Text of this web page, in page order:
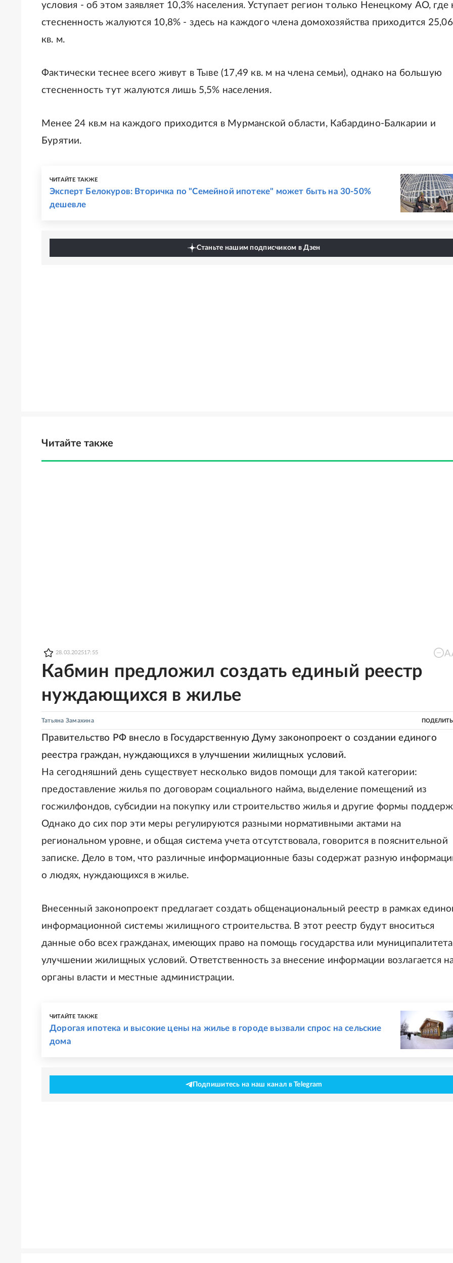
условия - об этом заявляет 10,3% населения. Уступает регион только Ненецкому АО, где
стесненность жалуются 10,8% - здесь на каждого члена домохозяйства приходится 25,06
кв. м.
Фактически теснее всего живут в Тыве (17,49 кв. м на члена семьи), однако на большую
стесненность тут жалуются лишь 5,5% населения.
Менее 24 кв.м на каждого приходится в Мурманской области, Кабардино-Балкарии и
Бурятии.
ЧИТАЙТЕ ТАКЖЕ
Эксперт Белокуров: Вторичка по "Семейной ипотеке" может быть на 30-50%
дешевле
Станьте нашим подписчиком в Дзен
Читайте также
28.03.202517:55
Кабмин предложил создать единый реестр
нуждающихся в жилье
Татьяна Замахина
Правительство РФ внесло в Государственную Думу законопроект о создании единого
реестра граждан, нуждающихся в улучшении жилищных условий.
На сегодняшний день существует несколько видов помощи для такой категории:
предоставление жилья по договорам социального найма, выделение помещений из
госжилфондов, субсидии на покупку или строительство жилья и другие формы
Однако до сих пор эти меры регулируются разными нормативными актами на
региональном уровне, и общая система учета отсутствовала, говорится в пояснительной
записке. Дело в том, что различные информационные базы содержат разную
о людях, нуждающихся в жилье.
Внесенный законопроект предлагает создать общенациональный реестр в рамках
информационной системы жилищного строительства. В этот реестр будут вноситься
данные обо всех гражданах, имеющих право на помощь государства или
улучшении жилищных условий. Ответственность за внесение информации возлагается
органы власти и местные администрации.
ЧИТАЙТЕ ТАКЖЕ
Дорогая ипотека и высокие цены на жилье в городе вызвали спрос на сельские
дома
Подпишитесь на наш канал в Telegram